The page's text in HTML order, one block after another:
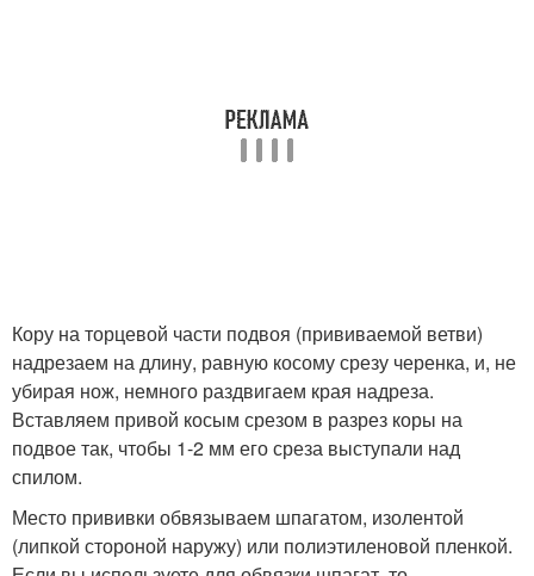
Кору на торцевой части подвоя (прививаемой ветви)
надрезаем на длину, равную косому срезу черенка, и, не
убирая нож, немного раздвигаем края надреза.
Вставляем привой косым срезом в разрез коры на
подвое так, чтобы 1-2 мм его среза выступали над
спилом.
Место прививки обвязываем шпагатом, изолентой
(липкой стороной наружу) или полиэтиленовой пленкой.